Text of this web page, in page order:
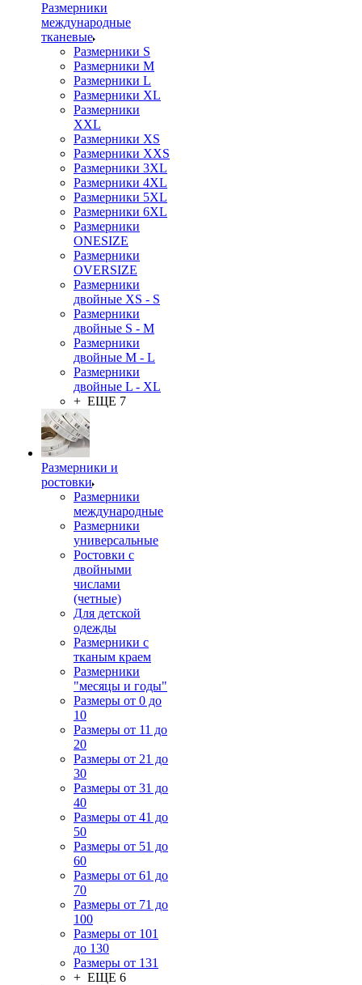
Размерники
международные
тканевые
Размерники S
Размерники M
Размерники L
Размерники XL
Размерники
XXL
Размерники XS
Размерники XXS
Размерники 3XL
Размерники 4XL
Размерники 5XL
Размерники 6XL
Размерники
ONESIZE
Размерники
OVERSIZE
Размерники
двойные XS - S
Размерники
двойные S - M
Размерники
двойные M - L
Размерники
двойные L - XL
+ ЕЩЕ 7
Размерники и
ростовки
Размерники
международные
Размерники
универсальные
Ростовки с
двойными
числами
(четные)
Для детской
одежды
Размерники с
тканым краем
Размерники
"месяцы и годы"
Размеры от 0 до
10
Размеры от 11 до
20
Размеры от 21 до
30
Размеры от 31 до
40
Размеры от 41 до
50
Размеры от 51 до
60
Размеры от 61 до
70
Размеры от 71 до
100
Размеры от 101
до 130
Размеры от 131
+ ЕЩЕ 6